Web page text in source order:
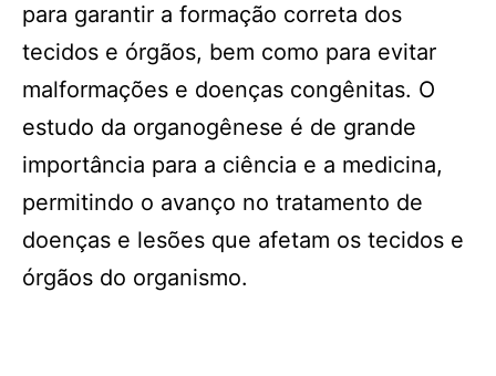
para garantir a formação correta dos
tecidos e órgãos, bem como para evitar
malformações e doenças congênitas. O
estudo da organogênese é de grande
importância para a ciência e a medicina,
permitindo o avanço no tratamento de
doenças e lesões que afetam os tecidos e
órgãos do organismo.